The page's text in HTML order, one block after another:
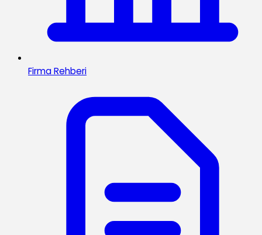
Firma Rehberi